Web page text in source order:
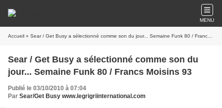
MENU
Accueil » Sear / Get Busy a sélectionné comme son du jour... Semaine Funk 80 / Francs Moisins 93
Sear / Get Busy a sélectionné comme son du
jour... Semaine Funk 80 / Francs Moisins 93
Publié le 03/10/2010 à 07:04
Par Sear/Get Busy www.legrigriinternational.com